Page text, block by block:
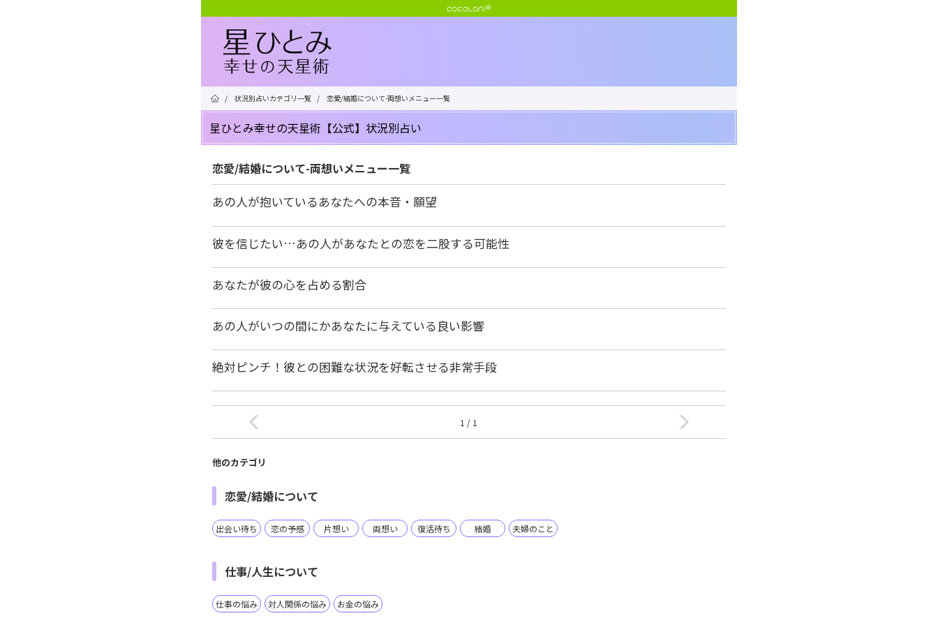
/ 状況別占いカテゴリ一覧 / 恋愛/結婚について-両想いメニュー一覧
星ひとみ幸せの天星術【公式】状況別占い
恋愛/結婚について-両想いメニュー一覧
あの人が抱いているあなたへの本音・願望
彼を信じたい…あの人があなたとの恋を二股する可能性
あなたが彼の心を占める割合
あの人がいつの間にかあなたに与えている良い影響
絶対ピンチ！彼との困難な状況を好転させる非常手段
1 / 1
他のカテゴリ
恋愛/結婚について
出会い待ち 恋の予感 片想い 両想い 復活待ち 結婚 夫婦のこと
仕事/人生について
仕事の悩み 対人関係の悩み お金の悩み